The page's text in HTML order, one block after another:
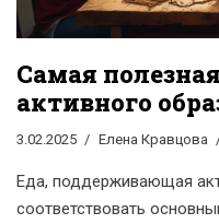
Самая
активного
3.02.2025 Елена Кравцова
Еда, поддерживающая
соответствовать